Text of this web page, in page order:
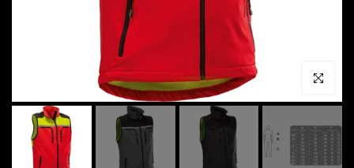
Click to